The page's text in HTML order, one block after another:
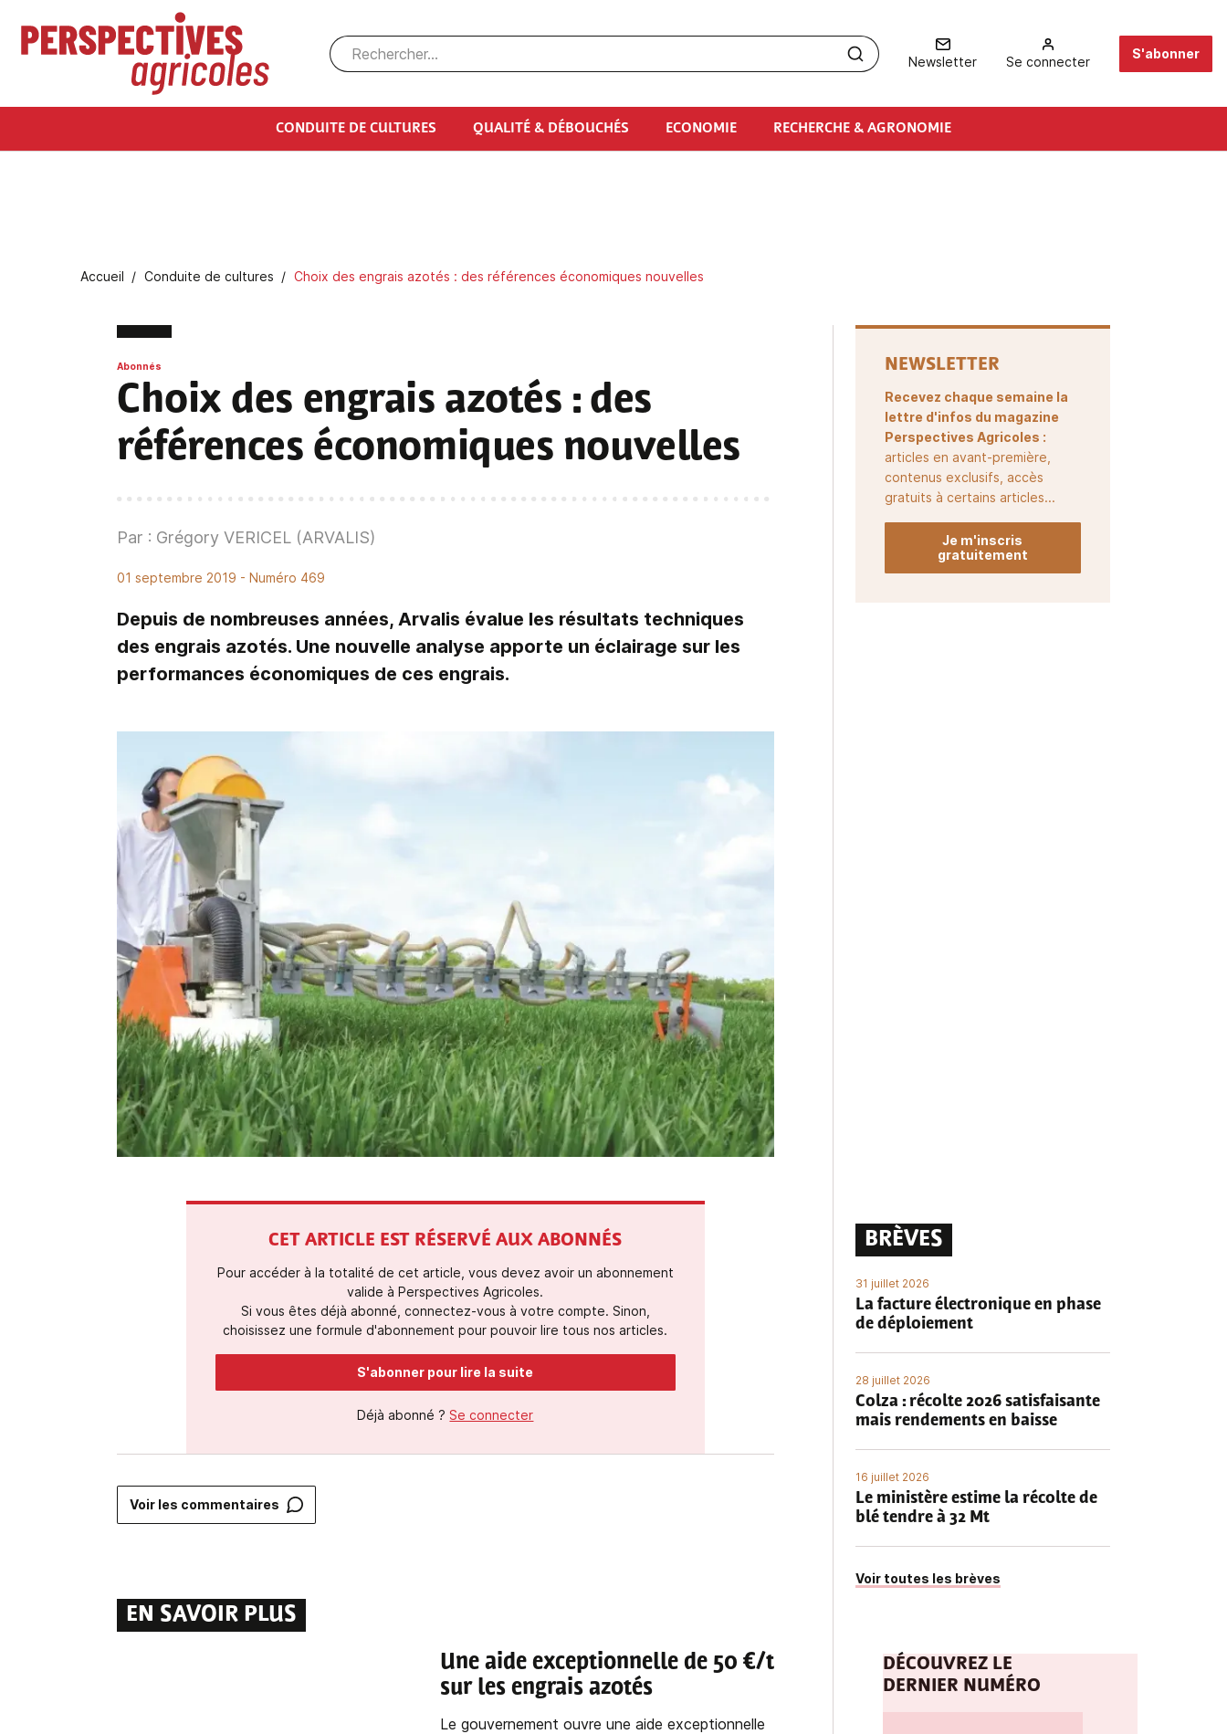
Aller au contenu principal
Newsletter Se connecter
S'abonner
CONDUITE DE CULTURES QUALITÉ & DÉBOUCHÉS ECONOMIE RECHERCHE & AGRONOMIE
Fil d'Ariane
Accueil Conduite de cultures Choix des engrais azotés : des références économiques nouvelles
Abonnés
Choix des engrais azotés : des
références économiques nouvelles
Par : Grégory VERICEL (ARVALIS)
01 septembre 2019 - Numéro 469
Depuis de nombreuses années, Arvalis évalue les résultats techniques
des engrais azotés. Une nouvelle analyse apporte un éclairage sur les
performances économiques de ces engrais.
CET ARTICLE EST RÉSERVÉ AUX ABONNÉS
Pour accéder à la totalité de cet article, vous devez avoir un abonnement
valide à Perspectives Agricoles.
Si vous êtes déjà abonné, connectez-vous à votre compte. Sinon,
choisissez une formule d'abonnement pour pouvoir lire tous nos articles.
S'abonner pour lire la suite
Déjà abonné ? Se connecter
Voir les commentaires
EN SAVOIR PLUS
Une aide exceptionnelle de 50 €/t
sur les engrais azotés
Le gouvernement ouvre une aide exceptionnelle
NEWSLETTER
Recevez chaque semaine la
lettre d'infos du magazine
Perspectives Agricoles :
articles en avant-première,
contenus exclusifs, accès
gratuits à certains articles...
Je m'inscris
gratuitement
BRÈVES
31 juillet 2026
La facture électronique en phase
de déploiement
28 juillet 2026
Colza : récolte 2026 satisfaisante
mais rendements en baisse
16 juillet 2026
Le ministère estime la récolte de
blé tendre à 32 Mt
Voir toutes les brèves
DÉCOUVREZ LE
DERNIER NUMÉRO